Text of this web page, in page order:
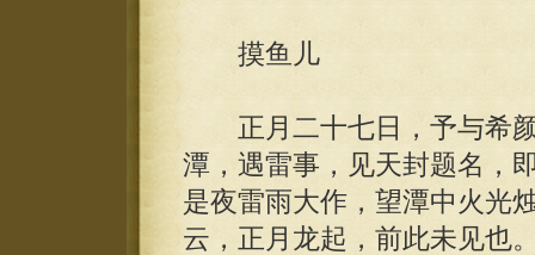
摸鱼儿
正月二十七日，予与希颜
潭，遇雷事，见天封题名，
是夜雷雨大作，望潭中火光
云，正月龙起，前此未见也